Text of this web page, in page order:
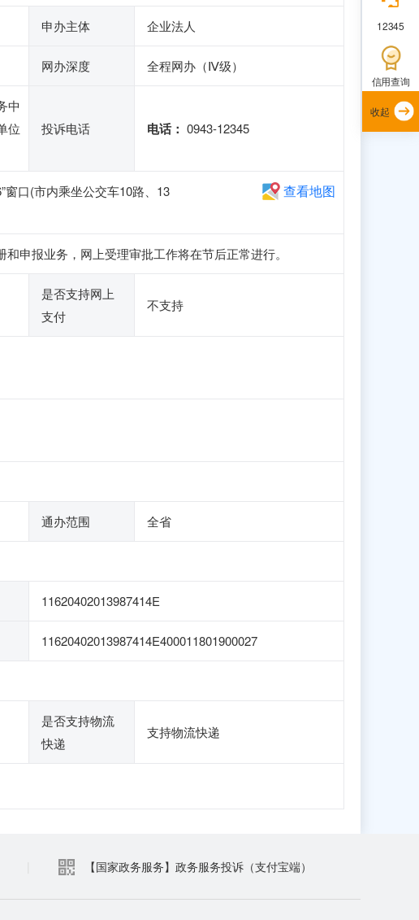
申办主体 企业法人
网办深度 全程网办（Ⅳ级）
中
位
投诉电话 电话： 0943-12345
口(市内乘坐公交车10路、13
查看地图
申报业务，网上受理审批工作将在节后正常进行。
是否支持网上
支付
不支持
通办范围 全省
11620402013987414E
11620402013987414E400011801900027
是否支持物流
快递
支持物流快递
【国家政务服务】政务服务投诉（支付宝端）
12345
信用查询
收起